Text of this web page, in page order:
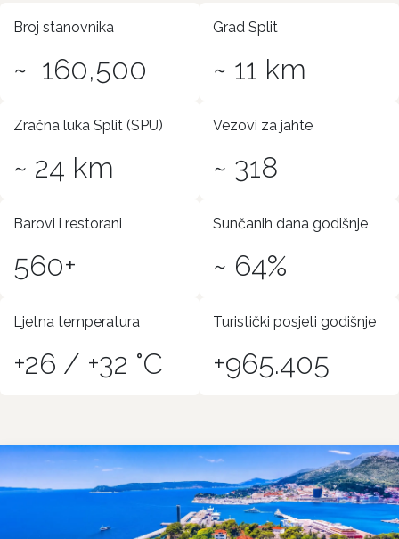
Broj stanovnika
~ 160,500
Grad Split
~ 11 km
Zračna luka Split (SPU)
~ 24 km
Vezovi za jahte
~ 318
Barovi i restorani
560+
Sunčanih dana godišnje
~ 64%
Ljetna temperatura
+26 / +32 °C
Turistički posjeti godišnje
+965.405